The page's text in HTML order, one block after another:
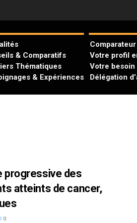
& Comparatifs
Thématiques
& Expériences
Votre profil
Votre besoin
Délégation
progressive des
atteints de cancer,
0